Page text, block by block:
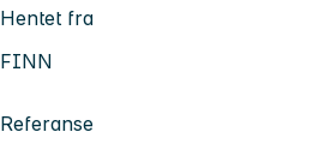
Hentet fra
FINN
Referanse